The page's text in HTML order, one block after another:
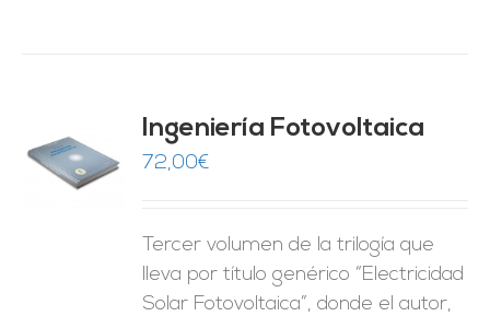
Ingeniería Fotovoltaica
72,00€
Tercer volumen de la trilogía que
lleva por título genérico “Electricidad
Solar Fotovoltaica”, donde el autor,